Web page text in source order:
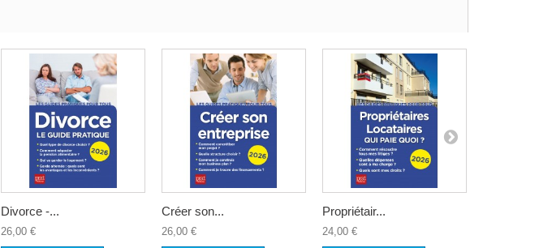
Divorce -...
26,00 €
Créer son...
26,00 €
Propriétair...
24,00 €